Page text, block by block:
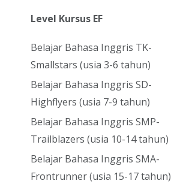
Level Kursus EF
Belajar Bahasa Inggris TK-
Smallstars (usia 3-6 tahun)
Belajar Bahasa Inggris SD-
Highflyers (usia 7-9 tahun)
Belajar Bahasa Inggris SMP-
Trailblazers (usia 10-14 tahun)
Belajar Bahasa Inggris SMA-
Frontrunner (usia 15-17 tahun)